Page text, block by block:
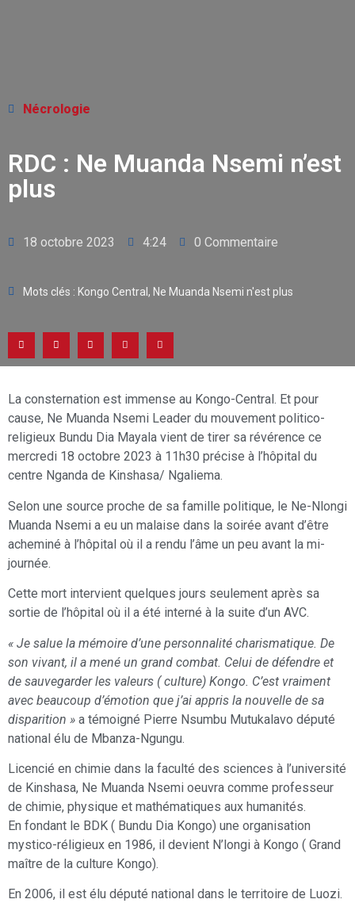
Nécrologie
RDC : Ne Muanda Nsemi n’est
plus
18 octobre 2023 4:24 0 Commentaire
Mots clés : Kongo Central, Ne Muanda Nsemi n'est plus
La consternation est immense au Kongo-Central. Et pour
cause, Ne Muanda Nsemi Leader du mouvement politico-
religieux Bundu Dia Mayala vient de tirer sa révérence ce
mercredi 18 octobre 2023 à 11h30 précise à l’hôpital du
centre Nganda de Kinshasa/ Ngaliema.
Selon une source proche de sa famille politique, le Ne-Nlongi
Muanda Nsemi a eu un malaise dans la soirée avant d’être
acheminé à l’hôpital où il a rendu l’âme un peu avant la mi-
journée.
Cette mort intervient quelques jours seulement après sa
sortie de l’hôpital où il a été interné à la suite d’un AVC.
« Je salue la mémoire d’une personnalité charismatique. De
son vivant, il a mené un grand combat. Celui de défendre et
de sauvegarder les valeurs ( culture) Kongo. C’est vraiment
avec beaucoup d’émotion que j’ai appris la nouvelle de sa
disparition » a témoigné Pierre Nsumbu Mutukalavo député
national élu de Mbanza-Ngungu.
Licencié en chimie dans la faculté des sciences à l’université
de Kinshasa, Ne Muanda Nsemi oeuvra comme professeur
de chimie, physique et mathématiques aux humanités.
En fondant le BDK ( Bundu Dia Kongo) une organisation
mystico-réligieux en 1986, il devient N’longi à Kongo ( Grand
maître de la culture Kongo).
En 2006, il est élu député national dans le territoire de Luozi.